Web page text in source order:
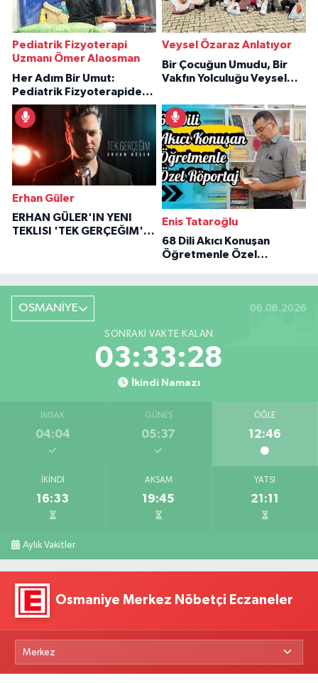
Pediatrik Fizyoterapi
Uzmanı Ömer Alaosman
Her Adım Bir Umut:
Pediatrik Fizyoterapiden
İlham Veren Hikâyeler
Veysel Özaraz Anlatıyor
Bir Çocuğun Umudu, Bir
Vakfın Yolculuğu Veysel
Erhan Güler
ERHAN GÜLER'IN YENI
TEKLISI 'TEK GERÇEĞIM'LE
Enis Tataroğlu
68 Dili Akıcı Konuşan
Öğretmenle Özel
OSMANİYE 06.08.2026
SONRAKI VAKTE KALAN
03:33:27
İkindi Namazı
İMSAK
04:04
GÜNEŞ
05:37
ÖĞLE
12:46
İKINDI
16:33
AKŞAM
19:45
YATSI
21:11
Aylık Vakitler
Osmaniye Merkez Nöbetçi Eczaneler